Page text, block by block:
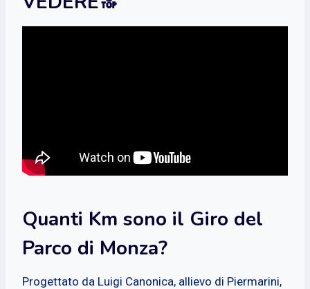
Quanti Km sono il Giro del
Parco di Monza?
Progettato da Luigi Canonica, allievo di Piermarini,